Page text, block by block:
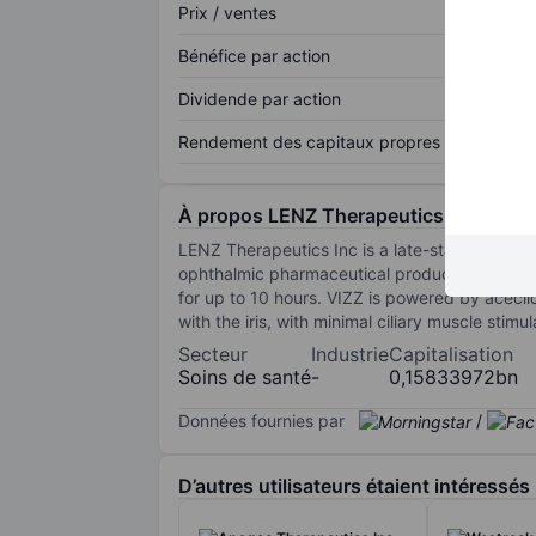
Prix / ventes
Bénéfice par action
Dividende par action
Rendement des capitaux propres
À propos LENZ Therapeutics Inc
LENZ Therapeutics Inc is a late-stage
ophthalmic pharmaceutical products. Its
for up to 10 hours. VIZZ is powered by
with the iris, with minimal ciliary muscle
Secteur
Soins de santé
Industrie
-
Capitalisation
0,15833972bn
Données fournies par /
D’autres utilisateurs étaient intéressés